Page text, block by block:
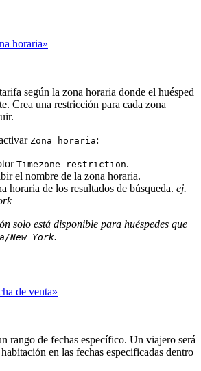
horaria»
según la zona horaria donde el huésped
Crea una restricción para cada zona
Zona horaria:
Timezone restriction.
el nombre de la zona horaria.
horaria de los resultados de búsqueda. ej.
solo está disponible para huéspedes que
New_York.
de venta»
rango de fechas específico. Un viajero será
en las fechas especificadas dentro